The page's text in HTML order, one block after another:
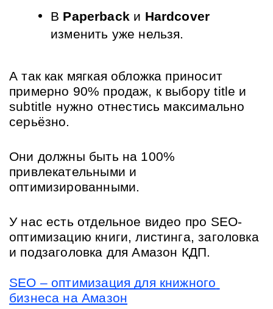
В Paperback и Hardcover
изменить уже нельзя.
А так как мягкая обложка приносит
примерно 90% продаж, к выбору title и
subtitle нужно отнестись максимально
серьёзно.
Они должны быть на 100%
привлекательными и
оптимизированными.
У нас есть отдельное видео про SEO-
оптимизацию книги, листинга, заголовка
и подзаголовка для Амазон КДП.
SEO – оптимизация для книжного
бизнеса на Амазон